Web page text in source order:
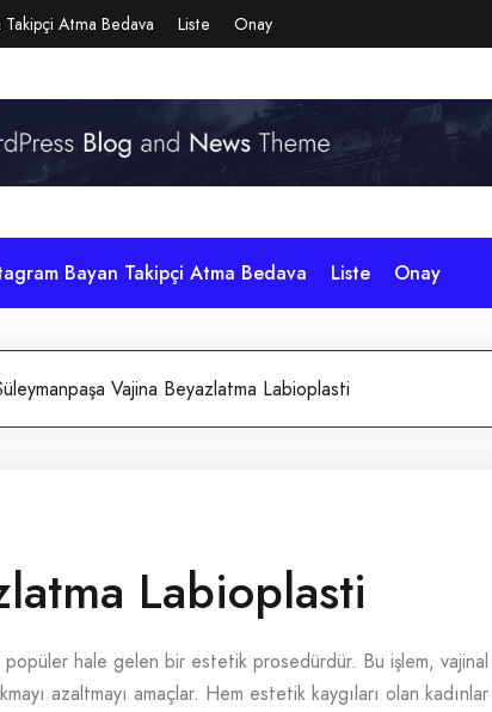
Takipçi Atma Bedava Liste Onay
Bayan Takipçi Atma Bedava Liste Onay
Vajina Beyazlatma Labioplasti
Labioplasti
hale gelen bir estetik prosedürdür. Bu işlem,
azaltmayı amaçlar. Hem estetik kaygıları olan